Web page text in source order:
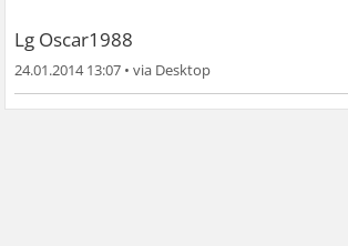
Lg Oscar1988
24.01.2014 13:07 •